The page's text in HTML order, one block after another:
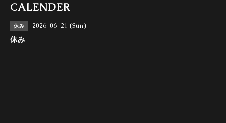
CALENDER
休み 2026-06-21 (Sun)
休み